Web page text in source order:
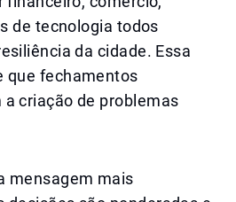
de tecnologia todos
da cidade. Essa
que fechamentos
criação de problemas
mensagem mais